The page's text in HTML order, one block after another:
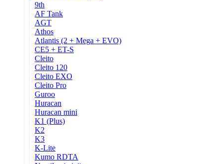
9th
AF Tank
AGT
Athos
Atlantis (2 + Mega + EVO)
CE5 + ET-S
Cleito
Cleito 120
Cleito EXO
Cleito Pro
Guroo
Huracan
Huracan mini
K1 (Plus)
K2
K3
K-Lite
Kumo RDTA